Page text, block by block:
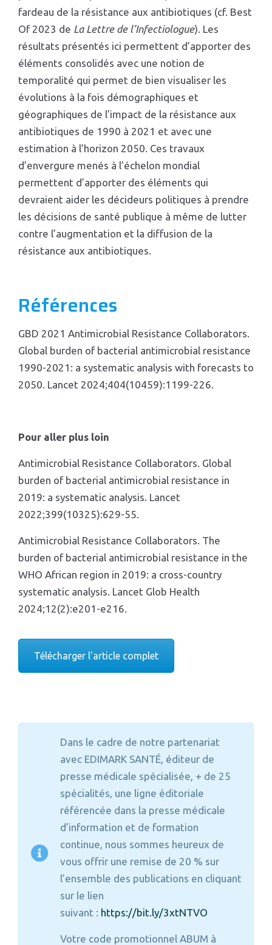
fardeau de la résistance aux antibiotiques (cf. Best
Of 2023 de La Lettre de l’Infectiologue). Les
résultats présentés ici permettent d’apporter des
éléments consolidés avec une notion de
temporalité qui permet de bien visualiser les
évolutions à la fois démographiques et
géographiques de l’impact de la résistance aux
antibiotiques de 1990 à 2021 et avec une
estimation à l’horizon 2050. Ces travaux
d’envergure menés à l’échelon mondial
permettent d’apporter des éléments qui
devraient aider les décideurs politiques à prendre
les décisions de santé publique à même de lutter
contre l’augmentation et la diffusion de la
résistance aux antibiotiques.
Références
GBD 2021 Antimicrobial Resistance Collaborators.
Global burden of bacterial antimicrobial resistance
1990-2021: a systematic analysis with forecasts to
2050. Lancet 2024;404(10459):1199-226.
Pour aller plus loin
Antimicrobial Resistance Collaborators. Global
burden of bacterial antimicrobial resistance in
2019: a systematic analysis. Lancet
2022;399(10325):629-55.
Antimicrobial Resistance Collaborators. The
burden of bacterial antimicrobial resistance in the
WHO African region in 2019: a cross-country
systematic analysis. Lancet Glob Health
2024;12(2):e201-e216.
Télécharger l'article complet
Dans le cadre de notre partenariat
avec EDIMARK SANTÉ, éditeur de
presse médicale spécialisée, + de 25
spécialités, une ligne éditoriale
référencée dans la presse médicale
d’information et de formation
continue, nous sommes heureux de
vous offrir une remise de 20 % sur
l’ensemble des publications en cliquant
sur le lien
suivant : https://bit.ly/3xtNTVO
Votre code promotionnel ABUM à